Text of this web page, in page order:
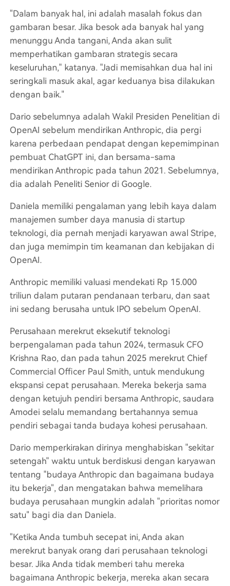
"Dalam banyak hal, ini adalah masalah fokus dan
gambaran besar. Jika besok ada banyak hal yang
menunggu Anda tangani, Anda akan sulit
memperhatikan gambaran strategis secara
keseluruhan," katanya. "Jadi memisahkan dua hal ini
seringkali masuk akal, agar keduanya bisa dilakukan
dengan baik."
Dario sebelumnya adalah Wakil Presiden Penelitian di
OpenAI sebelum mendirikan Anthropic, dia pergi
karena perbedaan pendapat dengan kepemimpinan
pembuat ChatGPT ini, dan bersama-sama
mendirikan Anthropic pada tahun 2021. Sebelumnya,
dia adalah Peneliti Senior di Google.
Daniela memiliki pengalaman yang lebih kaya dalam
manajemen sumber daya manusia di startup
teknologi, dia pernah menjadi karyawan awal Stripe,
dan juga memimpin tim keamanan dan kebijakan di
OpenAI.
Anthropic memiliki valuasi mendekati Rp 15.000
triliun dalam putaran pendanaan terbaru, dan saat
ini sedang berusaha untuk IPO sebelum OpenAI.
Perusahaan merekrut eksekutif teknologi
berpengalaman pada tahun 2024, termasuk CFO
Krishna Rao, dan pada tahun 2025 merekrut Chief
Commercial Officer Paul Smith, untuk mendukung
ekspansi cepat perusahaan. Mereka bekerja sama
dengan ketujuh pendiri bersama Anthropic, saudara
Amodei selalu memandang bertahannya semua
pendiri sebagai tanda budaya kohesi perusahaan.
Dario memperkirakan dirinya menghabiskan "sekitar
setengah" waktu untuk berdiskusi dengan karyawan
tentang "budaya Anthropic dan bagaimana budaya
itu bekerja", dan mengatakan bahwa memelihara
budaya perusahaan mungkin adalah "prioritas nomor
satu" bagi dia dan Daniela.
"Ketika Anda tumbuh secepat ini, Anda akan
merekrut banyak orang dari perusahaan teknologi
besar. Jika Anda tidak memberi tahu mereka
bagaimana Anthropic bekerja, mereka akan secara